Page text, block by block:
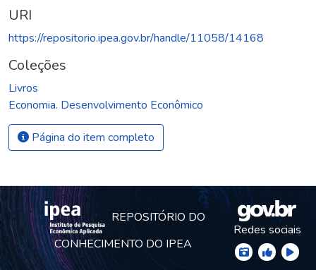
URI
https://repositorio.ipea.gov.br/handle/11058/14168
Coleções
Livros
Economia. Desenvolvimento Econômico
Página do item completo
REPOSITÓRIO DO
CONHECIMENTO DO IPEA
Redes sociais